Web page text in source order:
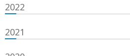
2022
2021